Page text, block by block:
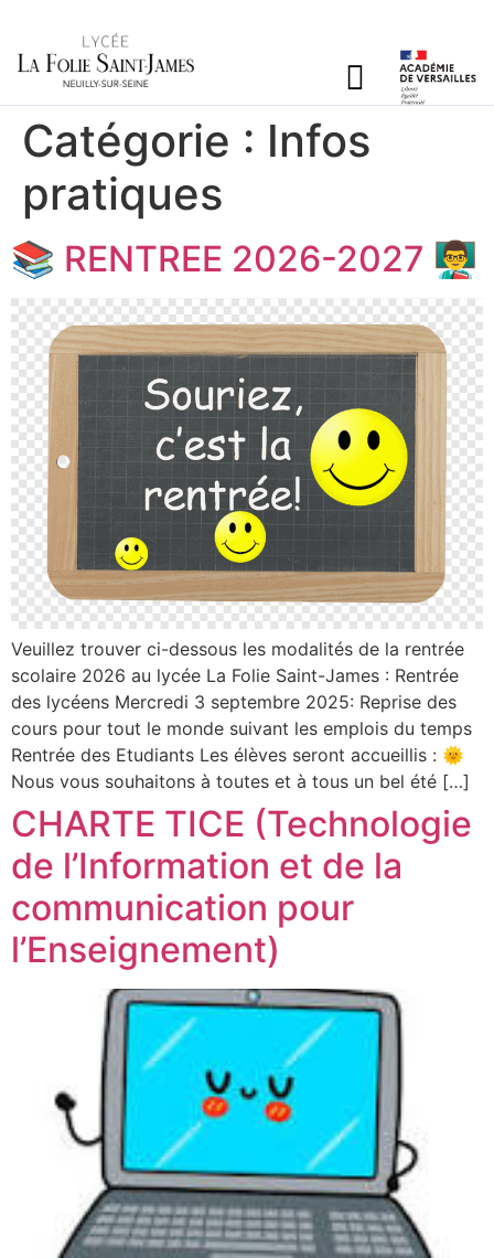
Catégorie : Infos
pratiques
📚 RENTREE 2026-2027 👨‍🏫
Veuillez trouver ci-dessous les modalités de la rentrée
scolaire 2026 au lycée La Folie Saint-James : Rentrée
des lycéens Mercredi 3 septembre 2025: Reprise des
cours pour tout le monde suivant les emplois du temps
Rentrée des Etudiants Les élèves seront accueillis : 🌞
Nous vous souhaitons à toutes et à tous un bel été […]
CHARTE TICE (Technologie
de l’Information et de la
communication pour
l’Enseignement)